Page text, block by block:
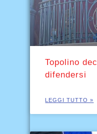
Topolino
difendersi
LEGGI TUTTO »